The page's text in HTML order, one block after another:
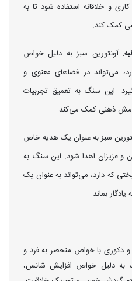
و خلاقانه استفاده شود تا به
کمک کند.
: آونتورین سبز به دلیل خواص
می‌تواند در فضاهای معنوی و
گیرد. این سنگ به تعمیق تجربیات
ذهنی کمک می‌کند.
سبز به عنوان یک هدیه خاص
و عزیزان اهدا شود. این سنگ به
که دارد، می‌تواند به عنوان یک
بماند.
دکوری با خواص منحصر به فرد و
به دلیل خواص افزایش شانس،